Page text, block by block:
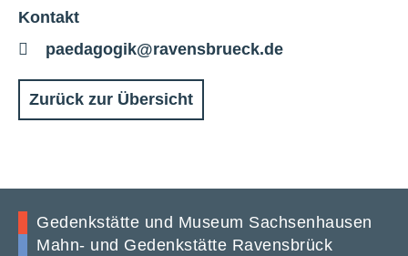
Kontakt
E-
paedagogik@ravensbrueck.de
Zurück zur Übersicht
Gedenkstätte und Museum Sachsenhausen
Mahn- und Gedenkstätte Ravensbrück